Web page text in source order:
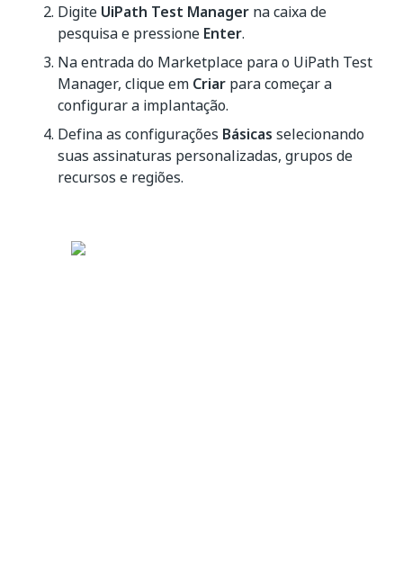
Digite UiPath Test Manager na caixa de
pesquisa e pressione Enter.
Na entrada do Marketplace para o UiPath Test
Manager, clique em Criar para começar a
configurar a implantação.
Defina as configurações Básicas selecionando
suas assinaturas personalizadas, grupos de
recursos e regiões.